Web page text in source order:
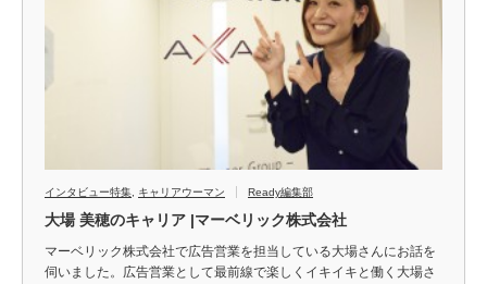
インタビュー特集 キャリアウーマン Ready編集部
大場 美穂のキャリア |マーベリック株式会社
マーベリック株式会社で広告営業を担当している大場さんにお話を
伺いました。広告営業として最前線で楽しくイキイキと働く大場さ